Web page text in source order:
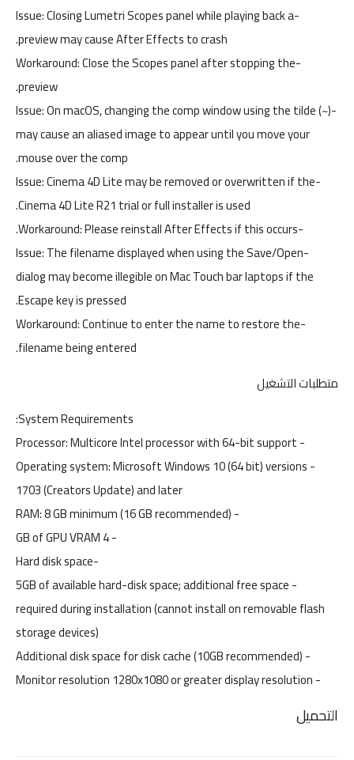
-Issue: Closing Lumetri Scopes panel while playing back a
preview may cause After Effects to crash.
-Workaround: Close the Scopes panel after stopping the
preview.
-Issue: On macOS, changing the comp window using the tilde (~)
may cause an aliased image to appear until you move your
mouse over the comp.
-Issue: Cinema 4D Lite may be removed or overwritten if the
Cinema 4D Lite R21 trial or full installer is used.
-Workaround: Please reinstall After Effects if this occurs.
-Issue: The filename displayed when using the Save/Open
dialog may become illegible on Mac Touch bar laptops if the
Escape key is pressed.
-Workaround: Continue to enter the name to restore the
filename being entered.
متطلبات التشغيل
System Requirements:
- Processor: Multicore Intel processor with 64-bit support
- Operating system: Microsoft Windows 10 (64 bit) versions
1703 (Creators Update) and later
- RAM: 8 GB minimum (16 GB recommended)
- 4 GB of GPU VRAM
-Hard disk space
- 5GB of available hard-disk space; additional free space
required during installation (cannot install on removable flash
storage devices)
- Additional disk space for disk cache (10GB recommended)
- Monitor resolution 1280x1080 or greater display resolution
التحميل